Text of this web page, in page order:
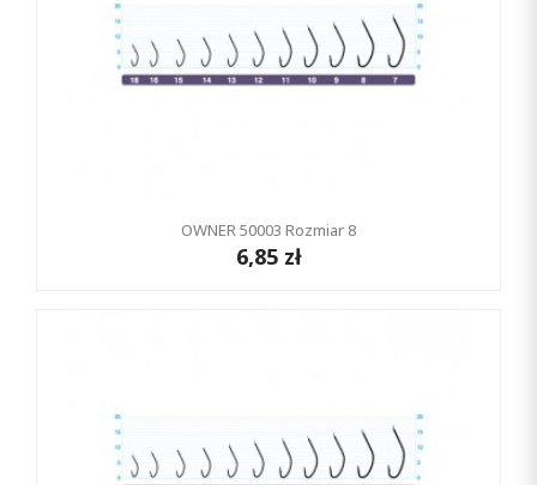
OWNER 50003 Rozmiar 8
6,85 zł